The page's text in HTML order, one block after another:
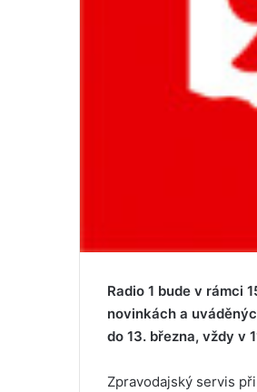
Radio 1 bude v rámci
novinkách a
do 13. března, vždy v
Zpravodajský servis